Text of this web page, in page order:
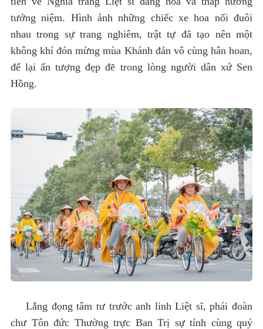
tưởng niệm. Hình ảnh những chiếc xe hoa nối đuôi
nhau trong sự trang nghiêm, trật tự đã tạo nên một
không khí đón mừng mùa Khánh đản vô cùng hân hoan,
để lại ấn tượng đẹp đẽ trong lòng người dân xứ Sen
Hồng.
Lắng đọng tâm tư trước anh linh Liệt sĩ, phái đoàn
chư Tôn đức Thường trực Ban Trị sự tỉnh cùng quý